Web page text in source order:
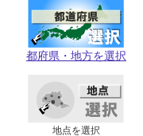
都府県・地方を選択
地点を選択